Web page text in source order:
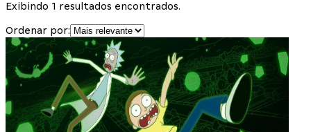
Exibindo 1 resultados encontrados.
Ordenar por: